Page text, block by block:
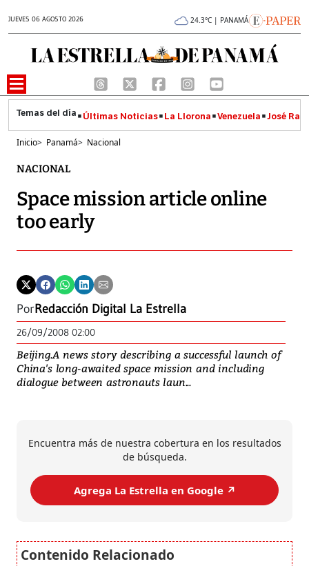
JUEVES 06 AGOSTO 2026 24.3°C | PANAMÁ
Últimas Noticias La Llorona Venezuela José
Inicio> Panamá> Nacional
NACIONAL
Space mission article online
too early
PorRedacción Digital La Estrella
26/09/2008 02:00
Beijing.A news story describing a successful launch of
China's long-awaited space mission and including
dialogue between astronauts laun...
Encuentra más de nuestra cobertura en los resultados
de búsqueda.
Agrega La Estrella en Google ↗️